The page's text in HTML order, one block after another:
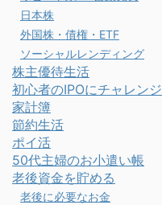
日本株
外国株・債権・ETF
ソーシャルレンディング
株主優待生活
初心者のIPOにチャレンジ
家計簿
節約生活
ポイ活
50代主婦のお小遣い帳
老後資金を貯める
老後に必要なお金